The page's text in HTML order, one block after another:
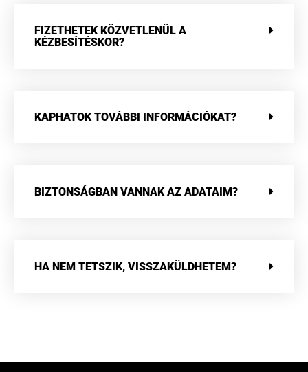
FIZETHETEK KÖZVETLENÜL A
KÉZBESÍTÉSKOR?
KAPHATOK TOVÁBBI INFORMÁCIÓKAT?
BIZTONSÁGBAN VANNAK AZ ADATAIM?
HA NEM TETSZIK, VISSZAKÜLDHETEM?